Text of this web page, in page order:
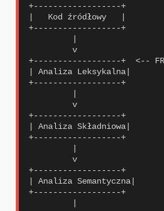
+------------------+
|   Kod źródłowy   |
+------------------+
         v
+------------------+  <--
| Analiza Leksykalna|
+------------------+
         v
+------------------+
| Analiza Składniowa|
+------------------+
         v
+------------------+
| Analiza Semantyczna|
+------------------+